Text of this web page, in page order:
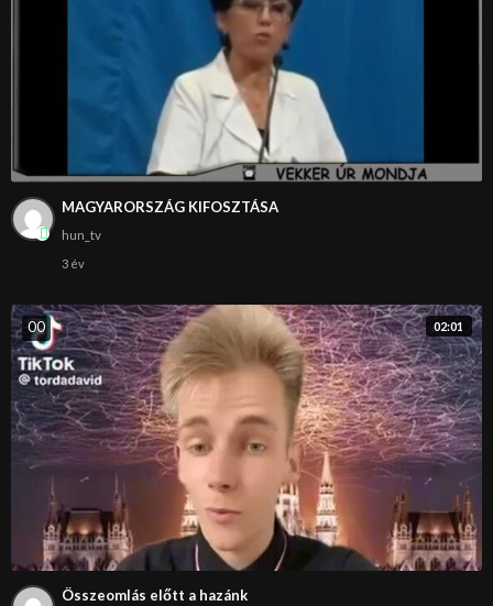
MAGYARORSZÁG KIFOSZTÁSA
hun_tv
3 év
02:01
00
Összeomlás előtt a hazánk